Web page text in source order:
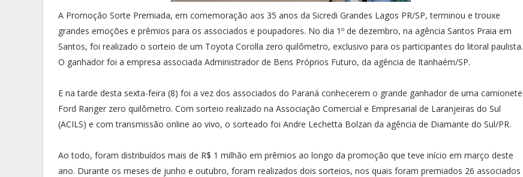
A Promoção Sorte Premiada, em comemoração aos 35 anos da Sicredi Grandes Lagos PR/SP, terminou e trouxe
grandes emoções e prêmios para os associados e poupadores. No dia 1º de dezembro, na agência Santos Praia em
Santos, foi realizado o sorteio de um Toyota Corolla zero quilômetro, exclusivo para os participantes do litoral paulista.
O ganhador foi a empresa associada Administrador de Bens Próprios Futuro, da agência de Itanhaém/SP.
E na tarde desta sexta-feira (8) foi a vez dos associados do Paraná conhecerem o grande ganhador de uma camionete
Ford Ranger zero quilômetro. Com sorteio realizado na Associação Comercial e Empresarial de Laranjeiras do Sul
(ACILS) e com transmissão online ao vivo, o sorteado foi Andre Lechetta Bolzan da agência de Diamante do Sul/PR.
Ao todo, foram distribuídos mais de R$ 1 milhão em prêmios ao longo da promoção que teve início em março deste
ano. Durante os meses de junho e outubro, foram realizados dois sorteios, nos quais foram premiados 26 associados